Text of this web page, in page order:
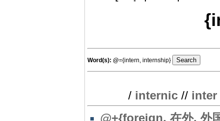
Word(s): @={intern, internship}
/ internic// inter
@+{foreign, 在外, 外